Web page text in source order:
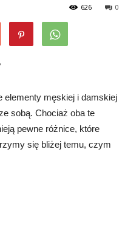
0
626
elementy męskiej i damskiej
sobą. Chociaż oba te
pewne różnice, które
się bliżej temu, czym